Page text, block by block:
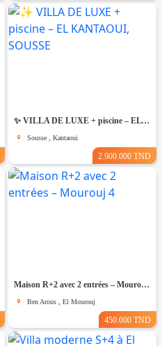
​✨ VILLA DE LUXE + piscine – EL KANTAOUI, SOUSSE
Sousse , Kantaoui
2.900.000 TND
Maison R+2 avec 2 entrées – Mourouj 4
Ben Arous , El Mourouj
450.000 TND